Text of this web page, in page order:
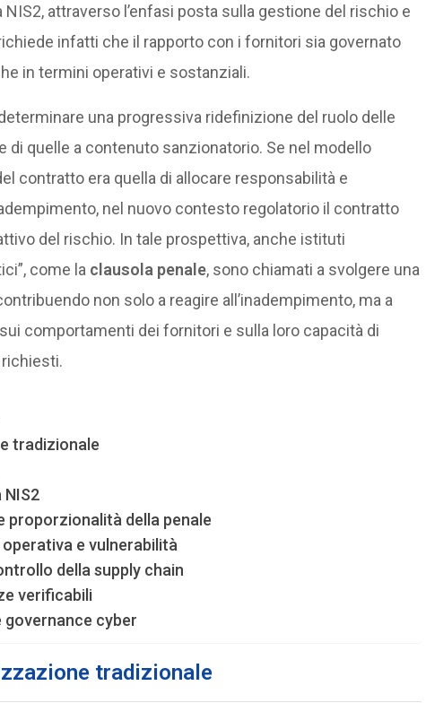
attraverso l’enfasi posta sulla gestione del rischio e
infatti che il rapporto con i fornitori sia governato
in termini operativi e sostanziali.
una progressiva ridefinizione del ruolo delle
di quelle a contenuto sanzionatorio. Se nel modello
contratto era quella di allocare responsabilità e
nel nuovo contesto regolatorio il contratto
del rischio. In tale prospettiva, anche istituti
come la clausola penale, sono chiamati a svolgere una
non solo a reagire all’inadempimento, ma a
comportamenti dei fornitori e sulla loro capacità di
tradizionale
proporzionalità della penale
e vulnerabilità
della supply chain
verificabili
cyber
tradizionale